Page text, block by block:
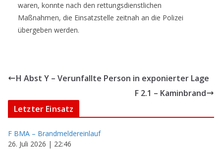
waren, konnte nach den rettungsdienstlichen
Maßnahmen, die Einsatzstelle zeitnah an die Polizei
übergeben werden.
H Abst Y – Verunfallte Person in exponierter Lage
F 2.1 – Kaminbrand
Letzter Einsatz
F BMA – Brandmeldereinlauf
26. Juli 2026 | 22:46